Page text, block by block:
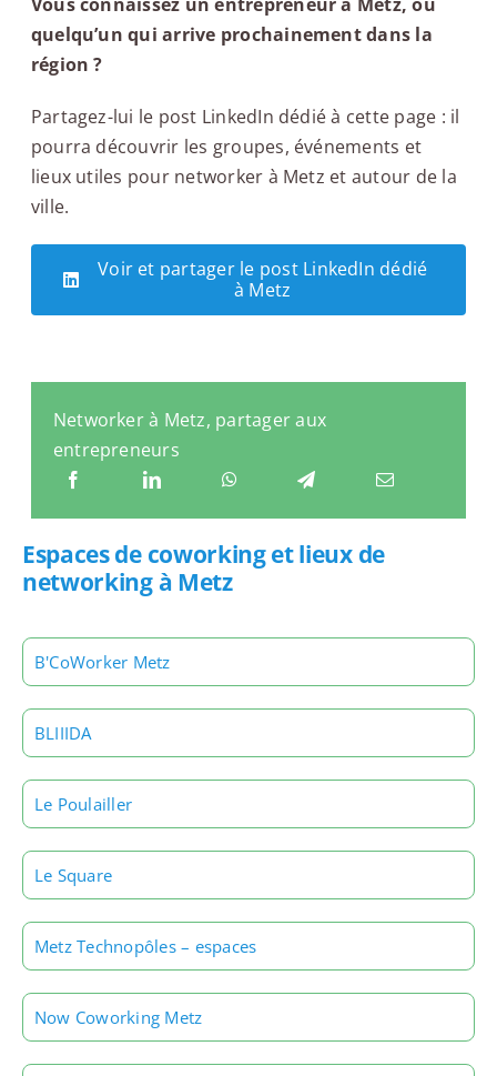
quelqu’un qui arrive prochainement dans la
région ?
Partagez-lui le post LinkedIn dédié à cette page : il
pourra découvrir les groupes, événements et
lieux utiles pour networker à Metz et autour de la
ville.
Voir et partager le post LinkedIn dédié
à Metz
Networker à Metz, partager aux
entrepreneurs
Espaces de coworking et lieux de
networking à Metz
B'CoWorker Metz
BLIIIDA
Le Poulailler
Le Square
Metz Technopôles – espaces
Now Coworking Metz